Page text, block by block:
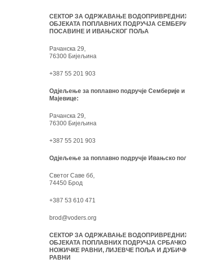
СЕКТОР ЗА ОДРЖАВАЊЕ ВОДОПРИВРЕДНИХ
ОБЈЕКАТА ПОПЛАВНИХ ПОДРУЧЈА СЕМБЕРИЈЕ,
ПОСАВИНЕ И ИВАЊСКОГ ПОЉА
Рачанска 29,
76300 Бијељина
+387 55 201 903
Одјељење за поплавно подручје Семберије и
Мајевице:
Рачанска 29,
76300 Бијељина
+387 55 201 903
Одјељење за поплавно подручје Ивањско поље:
Светог Саве бб,
74450 Брод
+387 53 610 471
brod@voders.org
СЕКТОР ЗА ОДРЖАВАЊЕ ВОДОПРИВРЕДНИХ
ОБЈЕКАТА ПОПЛАВНИХ ПОДРУЧЈА СРБАЧКО-
НОЖИЧКЕ РАВНИ, ЛИЈЕВЧЕ ПОЉА И ДУБИЧКЕ
РАВНИ